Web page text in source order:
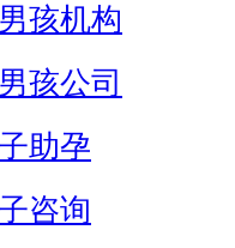
孩机构
孩公司
助孕
咨询